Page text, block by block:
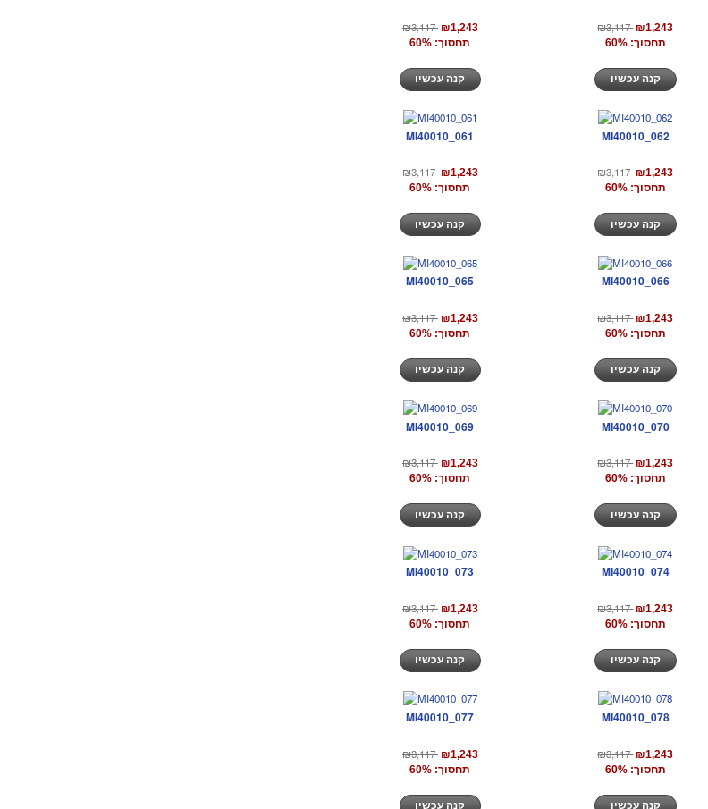
₪3,117 ₪1,243
תחסוך: 60%
₪3,117 ₪1,243
תחסוך: 60%
קנה עכשיו
MI40010_061
₪3,117 ₪1,243
תחסוך: 60%
MI40010_062
₪3,117 ₪1,243
תחסוך: 60%
קנה עכשיו
MI40010_065
₪3,117 ₪1,243
תחסוך: 60%
MI40010_066
₪3,117 ₪1,243
תחסוך: 60%
קנה עכשיו
MI40010_069
₪3,117 ₪1,243
תחסוך: 60%
MI40010_070
₪3,117 ₪1,243
תחסוך: 60%
קנה עכשיו
MI40010_073
₪3,117 ₪1,243
תחסוך: 60%
MI40010_074
₪3,117 ₪1,243
תחסוך: 60%
קנה עכשיו
MI40010_077
₪3,117 ₪1,243
תחסוך: 60%
MI40010_078
₪3,117 ₪1,243
תחסוך: 60%
קנה עכשיו